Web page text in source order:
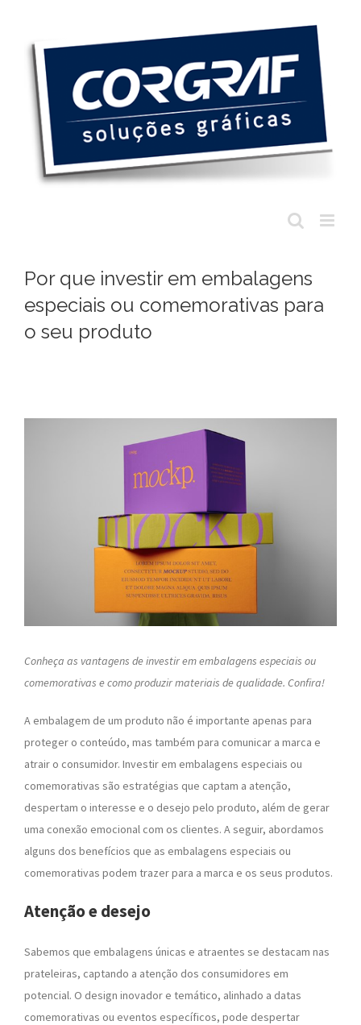
conteúdo
Por que investir em embalagens
especiais ou comemorativas para
o seu produto
Conheça as vantagens de investir em embalagens especiais ou
comemorativas e como produzir materiais de qualidade. Confira!
A embalagem de um produto não é importante apenas para
proteger o conteúdo, mas também para comunicar a marca e
atrair o consumidor. Investir em embalagens especiais ou
comemorativas são estratégias que captam a atenção,
despertam o interesse e o desejo pelo produto, além de gerar
uma conexão emocional com os clientes. A seguir, abordamos
alguns dos benefícios que as embalagens especiais ou
comemorativas podem trazer para a marca e os seus produtos.
Atenção e desejo
Sabemos que embalagens únicas e atraentes se destacam nas
prateleiras, captando a atenção dos consumidores em
potencial. O design inovador e temático, alinhado a datas
comemorativas ou eventos específicos, pode despertar